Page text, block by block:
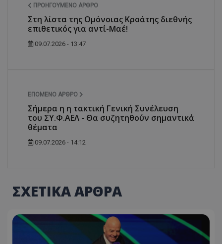
ΠΡΟΗΓΟΎΜΕΝΟ ΆΡΘΡΟ
Στη λίστα της Ομόνοιας Κροάτης διεθνής
επιθετικός για αντί-Μαέ!
09.07.2026 - 13:47
ΕΠΌΜΕΝΟ ΆΡΘΡΟ
Σήμερα η η τακτική Γενική Συνέλευση
του ΣΥ.Φ.ΑΕΛ - Θα συζητηθούν σημαντικά
θέματα
09.07.2026 - 14:12
ΣΧΕΤΙΚΑ ΑΡΘΡΑ